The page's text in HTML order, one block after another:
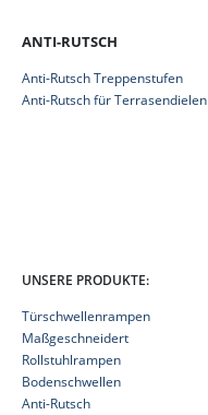
ANTI-RUTSCH
Anti-Rutsch Treppenstufen
Anti-Rutsch für Terrasendielen
UNSERE PRODUKTE:
Türschwellenrampen
Maßgeschneidert
Rollstuhlrampen
Bodenschwellen
Anti-Rutsch